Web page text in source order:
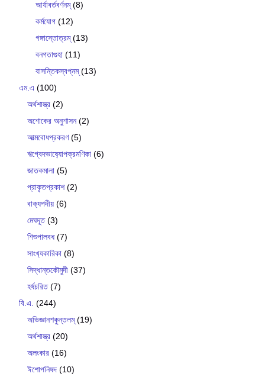
আর্যাবর্তবর্ণনম্(8)
কর্মযোগ (12)
গঙ্গাস্তোত্রম্(13)
বনগতাগুহা (11)
বাসন্তিকস্বপ্নম্(13)
এম.এ (100)
অর্থশাস্ত্র (2)
অশোকের অনুশাসন(2)
আত্মবোধপ্রকরণ(5)
ঋগ্বেদভাষ‍্যোপক্রমণিকা (6)
জাতকমালা (5)
প্রাকৃতপ্রকাশ(2)
বাক‍্যপদীয় (6)
মেঘদূত(3)
শিশুপালবধ(7)
সাংখ‍্যকারিকা (8)
সিদ্ধান্তকৌমুদী (37)
হর্ষচরিত(7)
বি.এ. (244)
অভিজ্ঞানশকুন্তলম্(19)
অর্থশাস্ত্র (20)
অলংকার (16)
ঈশোপনিষদ (10)